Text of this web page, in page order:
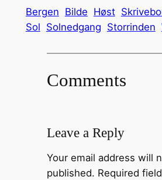
Bergen Bilde Høst
Sol Solnedgang Storrinden
Comments
Leave a Reply
Your email address will
published. Required